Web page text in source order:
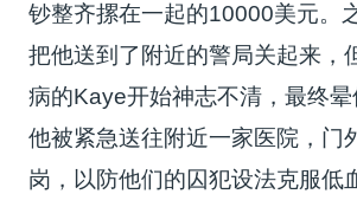
钞整齐摞在一起的10000美元。
把他送到了附近的警局关起来，
病的Kaye开始神志不清，最终晕
他被紧急送往附近一家医院，门
岗，以防他们的囚犯设法克服低